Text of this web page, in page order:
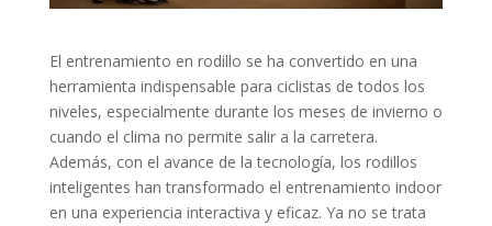
El entrenamiento en rodillo se ha convertido en una
herramienta indispensable para ciclistas de todos los
niveles, especialmente durante los meses de invierno o
cuando el clima no permite salir a la carretera.
Además, con el avance de la tecnología, los rodillos
inteligentes han transformado el entrenamiento indoor
en una experiencia interactiva y eficaz. Ya no se trata